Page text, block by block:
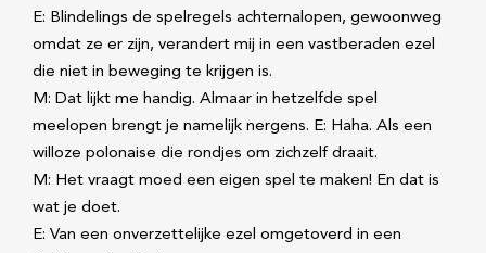
E: Blindelings de spelregels achternalopen, gewoonweg
omdat ze er zijn, verandert mij in een vastberaden ezel
die niet in beweging te krijgen is.
M: Dat lijkt me handig. Almaar in hetzelfde spel
meelopen brengt je namelijk nergens. E: Haha. Als een
willoze polonaise die rondjes om zichzelf draait.
M: Het vraagt moed een eigen spel te maken! En dat is
wat je doet.
E: Van een onverzettelijke ezel omgetoverd in een